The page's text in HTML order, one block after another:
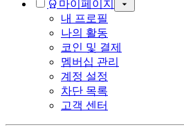
마이페이지
내 프로필
나의 활동
코인 및 결제
멤버십 관리
계정 설정
차단 목록
고객 센터